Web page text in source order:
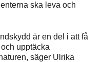
ska leva och
är en del i att få
upptäcka
säger Ulrika